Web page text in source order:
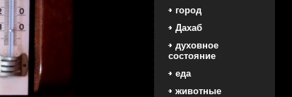
город
Дахаб
духовное
состояние
еда
животные